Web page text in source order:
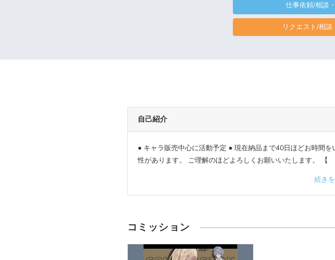
仕事依頼/相談
リクエスト/相
自己紹介
● キャラ販売中心に活動予定 ● 現在納品まで40日ほどお時間
性があります。 ご理解のほどよろしくお願いいたします。
続き
コミッション